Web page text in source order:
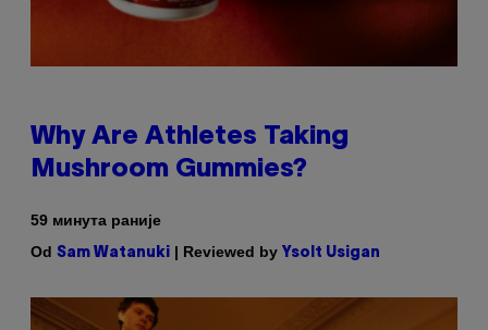
Why Are Athletes Taking
Mushroom Gummies?
59 минута раније
Od Sam Watanuki | Reviewed by Ysolt Usigan